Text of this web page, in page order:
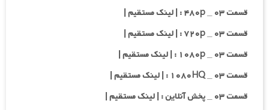
قسمت ۰۳ _ ۴۸۰p : | لینک مستقیم |
قسمت ۰۳ _ ۷۲۰p : | لینک مستقیم |
قسمت ۰۳ _ ۱۰۸۰p : | لینک مستقیم |
قسمت ۰۳ _ ۱۰۸۰HQ : | لینک مستقیم |
قسمت ۰۳ _ پخش آنلاین : | لینک مستقیم |